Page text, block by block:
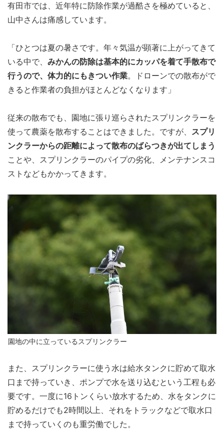
有田市では、近年特に防除作業が過酷さを極めていると、
山中さんは痛感しています。
「ひとつは夏の暑さです。年々気温が顕著に上がってきて
いる中で、 みかんの防除は基本的にカッパを着て手散布で
行うので、体力的にもきつい作業。ドローンでの散布がで
きると作業者の負担がほとんどなくなります」
従来の散布でも、園地に張り巡らされたスプリンクラーを
使って農薬を散布することはできました。ですが、 スプリ
ンクラーからの距離によって散布のばらつきが出てしまう
ことや、スプリンクラーのパイプの劣化、メンテナンスコ
ストなどもかかってきます。
園地の中に立っているスプリンクラー
また、スプリンクラーに使う水は給水タンクに貯めて取水
口まで持っていき、ポンプで水を送り込むという工程も必
要です。一度に16トンくらい放水するため、水をタンクに
貯めるだけでも2時間以上、それをトラックなどで取水口
まで持っていくのも重労働でした。